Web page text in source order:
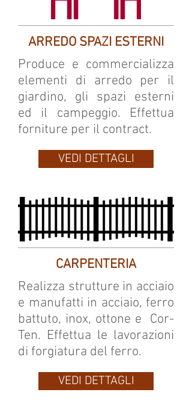
ARREDO SPAZI ESTERNI
Produce e commercializza
elementi di arredo per il
giardino, gli spazi esterni
ed il campeggio. Effettua
forniture per il contract.
VEDI DETTAGLI
CARPENTERIA
Realizza strutture in acciaio
e manufatti in acciaio, ferro
battuto, inox, ottone e Cor-
Ten. Effettua le lavorazioni
di forgiatura del ferro.
VEDI DETTAGLI